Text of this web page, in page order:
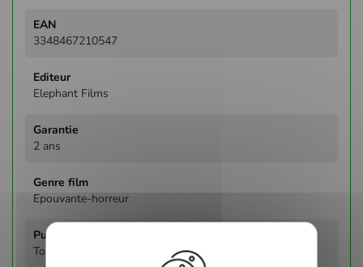
3348467210547
Elephant Films
2 ans
Epouvante-horreur
Tous